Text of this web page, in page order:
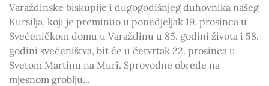
Varaždinske biskupije i dugogodišnjeg duhovnika našeg
Kursilja, koji je preminuo u ponedjeljak 19. prosinca u
Svećeničkom domu u Varaždinu u 85. godini života i 58.
godini svećeništva, bit će u četvrtak 22. prosinca u
Svetom Martinu na Muri. Sprovodne obrede na
mjesnom groblju...